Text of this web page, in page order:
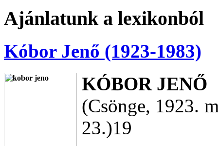
Ajánlatunk a lexikonból
Kóbor Jenő (1923-1983)
KÓBOR JENŐ
(Csönge, 1923.
23.)19